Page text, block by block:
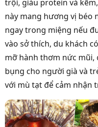
trội, giàu protein và
này mang hương vị béo
ngay trong miệng nếu
vào sở thích, du khách
mỡ hành thơm nức
bụng cho người già và
với mù tạt để cảm nhận